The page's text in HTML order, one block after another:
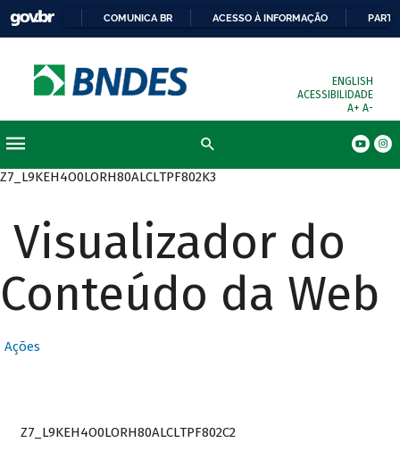
COMUNICA BR ACESSO À INFORMAÇÃO
ENGLISH
ACESSIBILIDADE
A+ A-
Z7_L9KEH4O0LORH80ALCLTPF802K3
Visualizador do
Conteúdo da Web
Ações
Z7_L9KEH4O0LORH80ALCLTPF802C2